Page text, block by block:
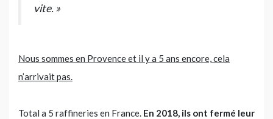
vite. »
Nous sommes en Provence et il y a 5 ans encore, cela
n’arrivait pas.
Total a 5 raffineries en France. En 2018, ils ont fermé leur